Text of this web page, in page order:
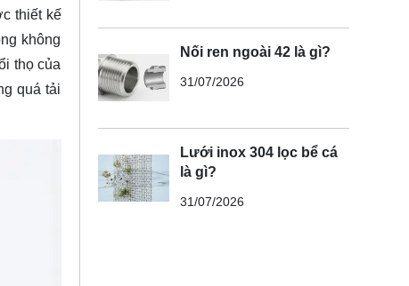
thiết kế
không
thọ của
quá tải
Nối ren ngoài 42 là gì?
31/07/2026
Lưới inox 304 lọc bể cá
là gì?
31/07/2026